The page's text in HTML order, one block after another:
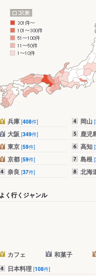
兵庫 [408件]
大阪 [349件]
東京 [59件]
京都 [59件]
奈良 [37件]
岡山 [
鹿児
高知 [
島根 [
北海
よく行くジャンル
カフェ 和菓子
日本料理 [108件]